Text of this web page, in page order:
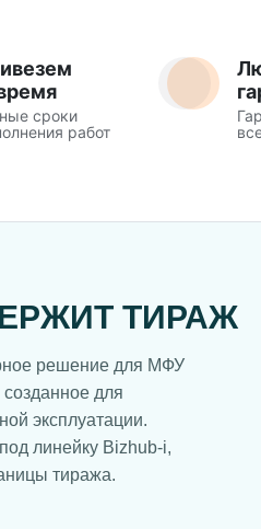
сроки
работ
ТИРАЖ
решение для МФУ
для
эксплуатации.
линейку Bizhub-i,
тиража.